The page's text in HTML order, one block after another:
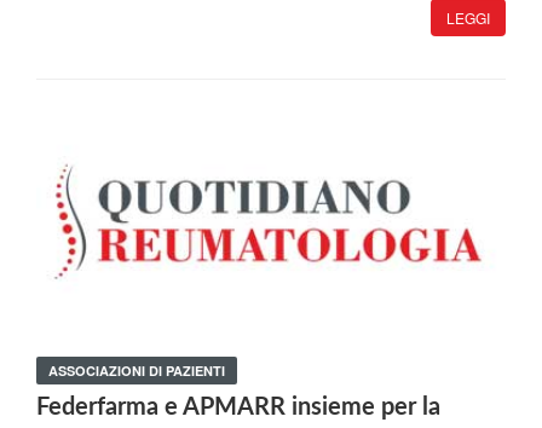
LEGGI
ASSOCIAZIONI DI PAZIENTI
Federfarma e APMARR insieme per la